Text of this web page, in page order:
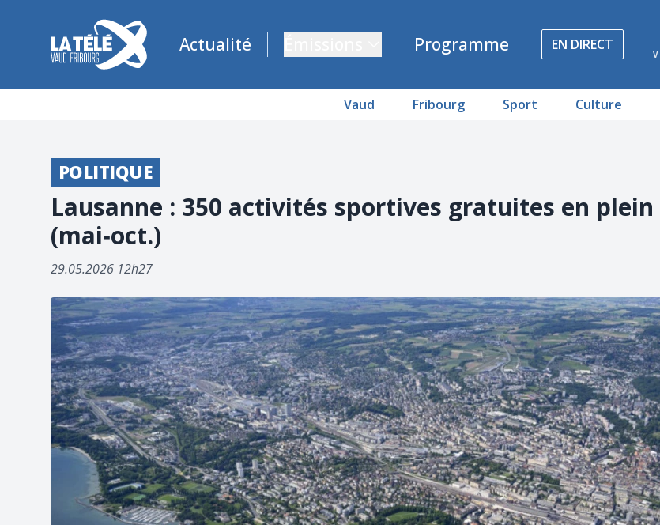
La Télé - Télévision régionale Vaud et Fribourg
Actualité Programme EN DIRECT
Vaud Fribourg Sport Culture
POLITIQUE
Lausanne : 350 activités sportives gratuites en
(mai‑oct.)
29.05.2026 12h27